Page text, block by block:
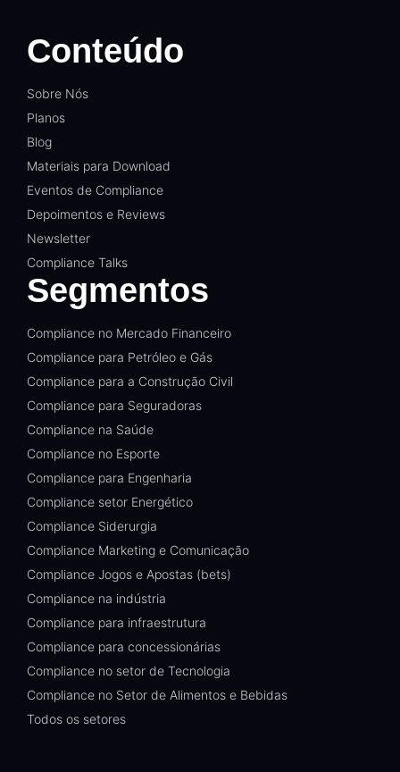
Conteúdo
Sobre Nós
Planos
Blog
Materiais para Download
Eventos de Compliance
Depoimentos e Reviews
Newsletter
Compliance Talks
Segmentos
Compliance no Mercado Financeiro
Compliance para Petróleo e Gás
Compliance para a Construção Civil
Compliance para Seguradoras
Compliance na Saúde
Compliance no Esporte
Compliance para Engenharia
Compliance setor Energético
Compliance Siderurgia
Compliance Marketing e Comunicação
Compliance Jogos e Apostas (bets)
Compliance na indústria
Compliance para infraestrutura
Compliance para concessionárias
Compliance no setor de Tecnologia
Compliance no Setor de Alimentos e Bebidas
Todos os setores